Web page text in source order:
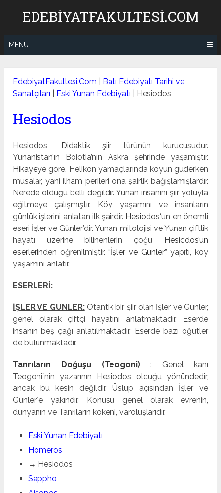
EDEBIYATFAKULTESI.COM
MENU
EdebiyatFakultesi.Com
Batı Edebiyatı Tarihi ve
Sanatçıları
Eski Yunan Edebiyatı Hesiodos
Hesiodos
Hesiodos, Didaktik şiir türünün kurucusudur.
Yunanistan’ın Boiotia’nın Askra şehrinde yaşamıştır.
Hikayeye göre, Helikon yamaçlarında koyun güderken
musalar, yani ilham perileri ona şairlik bağışlamışlardır.
Nerede öldüğü belli değildir. Yunan insanını şiir yoluyla
eğitmeye çalışmıştır. Köy yaşamını ve insanların
günlük işlerini anlatan ilk şairdir. Hesiodos‘un en önemli
eseri İşler ve Günler’dir. Yunan mitolojisi ve Yunan çiftlik
hayatı üzerine bilinenlerin çoğu
Hesiodos’un
eserlerinden öğrenilmiştir. “İşler ve Günler” yapıtı, köy
yaşamını an­latır.
ESERLERİ:
İŞLER VE GÜNLER:Otantik bir şiir olan İşler ve Günler,
genel olarak çiftçi hayatını anlatmaktadır. Eserde
insanın beş çağı anlatılmaktadır. Eserde bazı öğütler
de bulunmaktadır.
Tanrıların Doğuşu (Teogoni) : Genel kanı
Teogoni`nin yazarının Hesiodos olduğu yönündedir,
ancak bu kesin değildir. Üslup açısından İşler ve
Günler`e yakındır. Konusu genel olarak evrenin,
dünyanın ve Tanrıların kökeni, varoluşlarıdır.
Eski Yunan Edebiyatı
Homeros
→ Hesiodos
Sappho